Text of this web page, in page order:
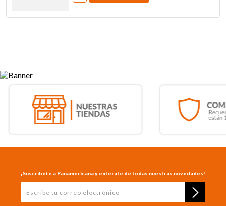
¡Suscríbete a Panamericana y entérate de todas nuestras novedades!